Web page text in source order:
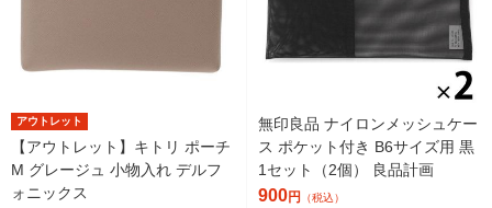
アウトレット
【アウトレット】キトリ ポーチ
M グレージュ 小物入れ デルフ
ォニックス
無印良品 ナイロンメッシュケー
ス ポケット付き B6サイズ用 黒
1セット（2個） 良品計画
900円
（税込）